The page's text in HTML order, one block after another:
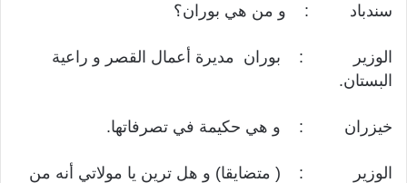
سندباد : و من هي بوران؟
الوزير : بوران مديرة أعمال القصر و راعية
البستان.
خيزران : و هي حكيمة في تصرفاتها.
الوزير : ( متضايقا) و هل ترين يا مولاتي أنه من